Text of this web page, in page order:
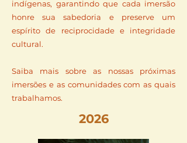
indígenas, garantindo que cada imersão
honre sua sabedoria e preserve um
espírito de reciprocidade e integridade
cultural.
Saiba mais sobre as nossas próximas
imersões e as comunidades com as quais
trabalhamos.
2026